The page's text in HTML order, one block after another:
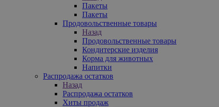
Пакеты
Пакеты
Продовольственные товары
Назад
Продовольственные товары
Кондитерские изделия
Корма для животных
Напитки
Распродажа остатков
Назад
Распродажа остатков
Хиты продаж